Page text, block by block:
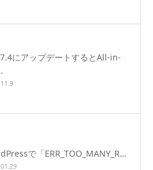
にアップデートするとAll-in-
で「ERR_TOO_MANY_R…